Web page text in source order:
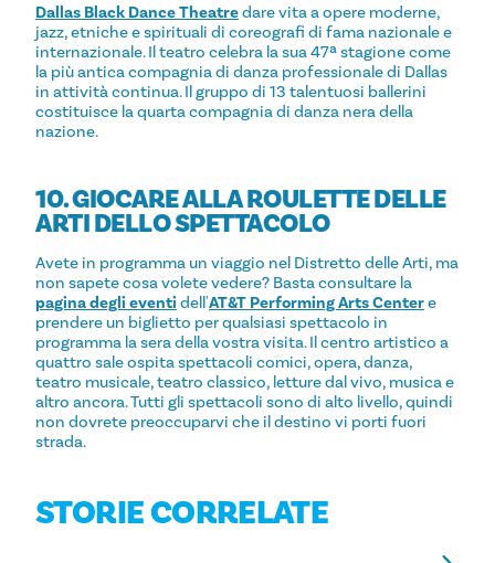
Dallas Black Dance Theatredare vita a opere moderne,
jazz, etniche e spirituali di coreografi di fama nazionale e
internazionale. Il teatro celebra la sua 47ª stagione come
la più antica compagnia di danza professionale di Dallas
in attività continua. Il gruppo di 13 talentuosi ballerini
costituisce la quarta compagnia di danza nera della
nazione.
10. GIOCARE ALLA ROULETTE DELLE
ARTI DELLO SPETTACOLO
Avete in programma un viaggio nel Distretto delle Arti, ma
non sapete cosa volete vedere? Basta consultare la
pagina degli eventidell'AT&T Performing Arts Centere
prendere un biglietto per qualsiasi spettacolo in
programma la sera della vostra visita. Il centro artistico a
quattro sale ospita spettacoli comici, opera, danza,
teatro musicale, teatro classico, letture dal vivo, musica e
altro ancora. Tutti gli spettacoli sono di alto livello, quindi
non dovrete preoccuparvi che il destino vi porti fuori
strada.
STORIE CORRELATE